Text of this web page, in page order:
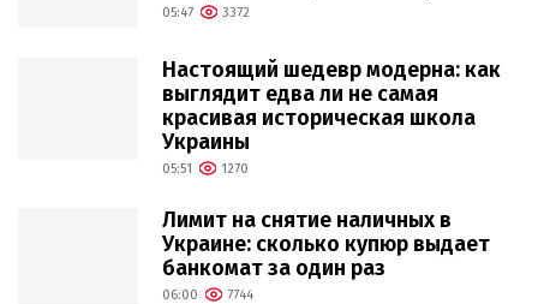
05:47 3372
Настоящий шедевр модерна: как
выглядит едва ли не самая
красивая историческая школа
Украины
05:51 1270
Лимит на снятие наличных в
Украине: сколько купюр выдает
банкомат за один раз
06:00 7744